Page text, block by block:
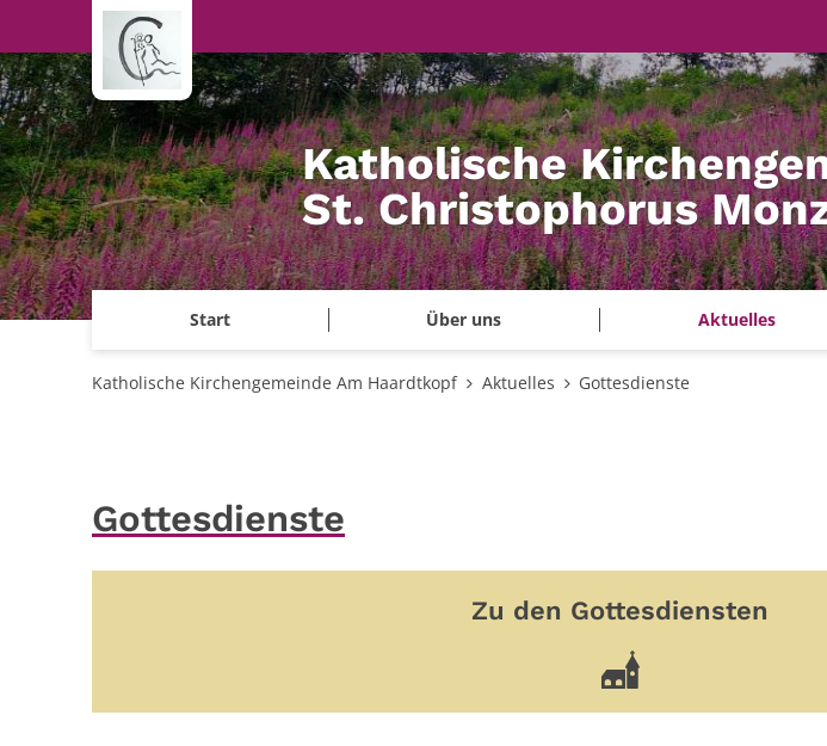
Zum Inhalt springen
Katholische
St. Christophorus
Start Über uns Aktuelles
Katholische Kirchengemeinde Am Haardtkopf Aktuelles Gottesdienste
Gottesdienste
Zu den Gottesdiensten